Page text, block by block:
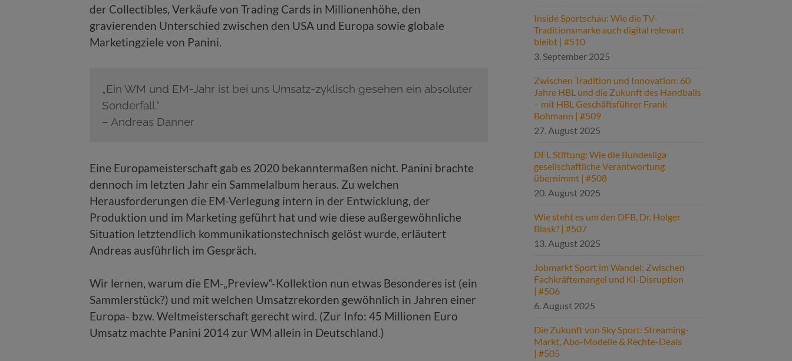
der Collectibles, Verkäufe von Trading Cards in Millionenhöhe, den
gravierenden Unterschied zwischen den USA und Europa sowie globale
Marketingziele von Panini.
„Ein WM und EM-Jahr ist bei uns Umsatz-zyklisch gesehen ein absoluter
Sonderfall.“
– Andreas Danner
Eine Europameisterschaft gab es 2020 bekanntermaßen nicht. Panini brachte
dennoch im letzten Jahr ein Sammelalbum heraus. Zu welchen
Herausforderungen die EM-Verlegung intern in der Entwicklung, der
Produktion und im Marketing geführt hat und wie diese außergewöhnliche
Situation letztendlich kommunikationstechnisch gelöst wurde, erläutert
Andreas ausführlich im Gespräch.
Wir lernen, warum die EM-„Preview“-Kollektion nun etwas Besonderes ist (ein
Sammlerstück?) und mit welchen Umsatzrekorden gewöhnlich in Jahren einer
Europa- bzw. Weltmeisterschaft gerecht wird. (Zur Info: 45 Millionen Euro
Umsatz machte Panini 2014 zur WM allein in Deutschland.)
Inside Sportschau: Wie die TV-
Traditionsmarke auch digital relevant
bleibt | #510
3. September 2025
Zwischen Tradition und Innovation: 60
Jahre HBL und die Zukunft des Handballs
– mit HBL Geschäftsführer Frank
Bohmann | #509
27. August 2025
DFL Stiftung: Wie die Bundesliga
gesellschaftliche Verantwortung
übernimmt | #508
20. August 2025
Wie steht es um den DFB, Dr. Holger
Blask? | #507
13. August 2025
Jobmarkt Sport im Wandel: Zwischen
Fachkräftemangel und KI-Disruption
| #506
6. August 2025
Die Zukunft von Sky Sport: Streaming-
Markt, Abo-Modelle & Rechte-Deals
| #505